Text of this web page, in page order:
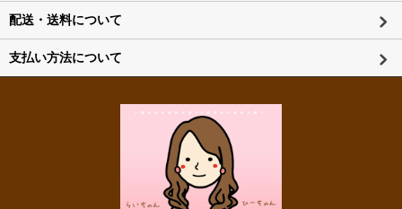
配送・送料について
支払い方法について